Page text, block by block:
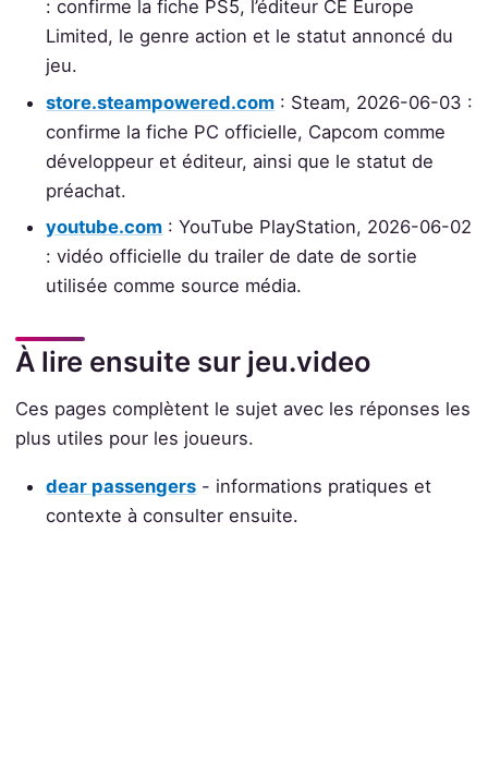
: confirme la fiche PS5, l’éditeur CE Europe
Limited, le genre action et le statut annoncé du
jeu.
store.steampowered.com : Steam, 2026-06-03 :
confirme la fiche PC officielle, Capcom comme
développeur et éditeur, ainsi que le statut de
préachat.
youtube.com : YouTube PlayStation, 2026-06-02
: vidéo officielle du trailer de date de sortie
utilisée comme source média.
À lire ensuite sur jeu.video
Ces pages complètent le sujet avec les réponses les
plus utiles pour les joueurs.
dear passengers - informations pratiques et
contexte à consulter ensuite.